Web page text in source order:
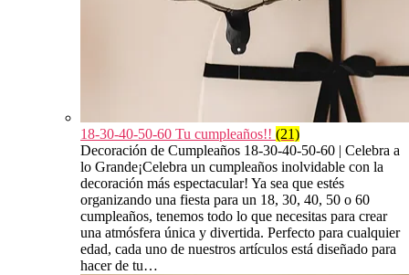
18-30-40-50-60 Tu cumpleaños!! (21)
Decoración de Cumpleaños 18-30-40-50-60 | Celebra a
lo Grande¡Celebra un cumpleaños inolvidable con la
decoración más espectacular! Ya sea que estés
organizando una fiesta para un 18, 30, 40, 50 o 60
cumpleaños, tenemos todo lo que necesitas para crear
una atmósfera única y divertida. Perfecto para cualquier
edad, cada uno de nuestros artículos está diseñado para
hacer de tu…